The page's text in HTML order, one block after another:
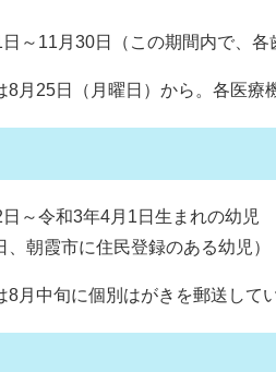
～11月30日（この期間内で、各
月25日（月曜日）から。各医療
～令和3年4月1日生まれの幼児
、朝霞市に住民登録のある幼児）
月中旬に個別はがきを郵送してい